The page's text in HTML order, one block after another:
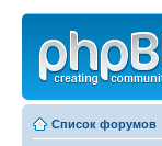
Список форумов